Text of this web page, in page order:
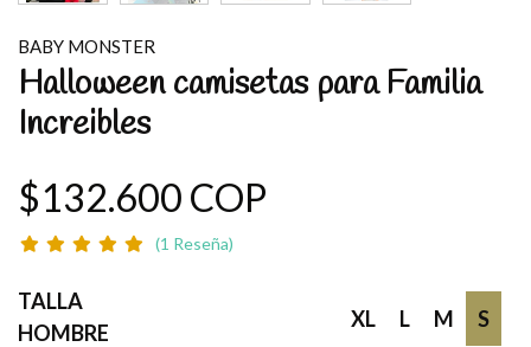
BABY MONSTER
Halloween camisetas para Familia
Increibles
$132.600 COP
(1 Reseña)
TALLA
HOMBRE
S
M
L
XL